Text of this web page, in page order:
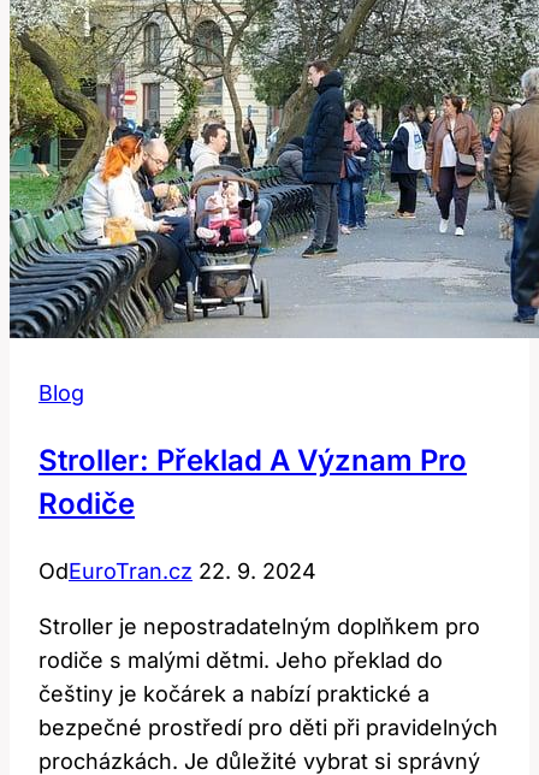
českém
slovníku
Blog
Stroller: Překlad A Význam Pro
Rodiče
OdEuroTran.cz 22. 9. 2024
Stroller je nepostradatelným doplňkem pro
rodiče s malými dětmi. Jeho překlad do
češtiny je kočárek a nabízí praktické a
bezpečné prostředí pro děti při pravidelných
procházkách. Je důležité vybrat si správný